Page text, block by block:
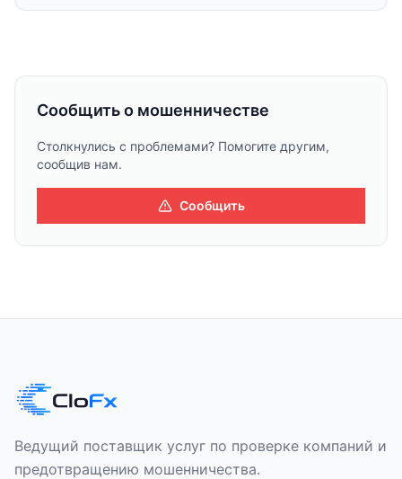
Сообщить о мошенничестве
Столкнулись с проблемами? Помогите другим,
сообщив нам.
Сообщить
Ведущий поставщик услуг по проверке компаний и
предотвращению мошенничества.